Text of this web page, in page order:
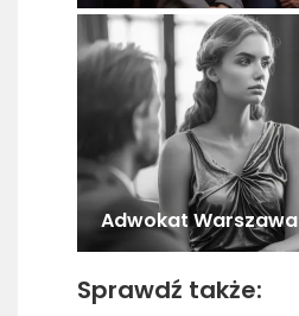
Adwokat Warszawa
Sprawdź także: